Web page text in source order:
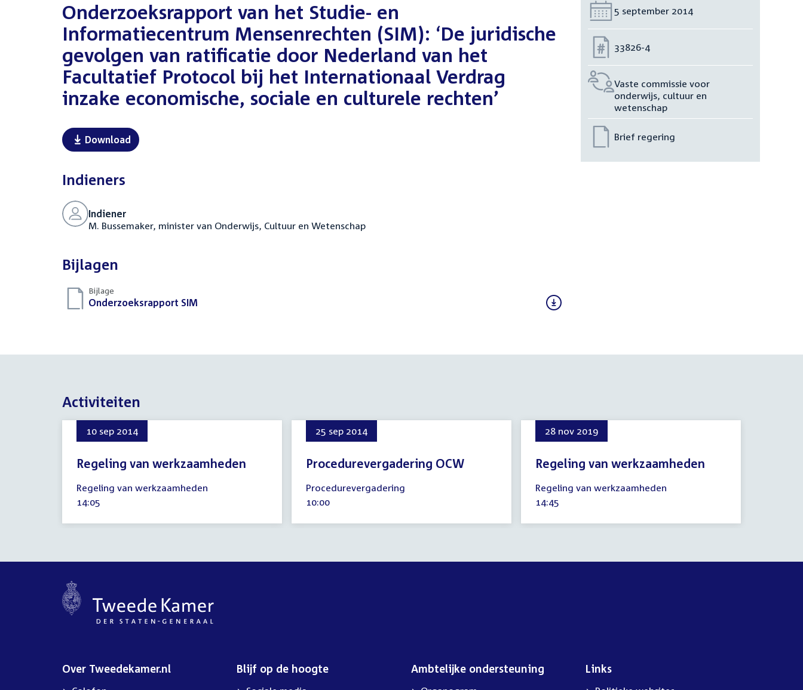
:Onderzoeksrapport van het Studie- en
Informatiecentrum Mensenrechten (SIM): ‘De juridische
gevolgen van ratificatie door Nederland van het
Facultatief Protocol bij het Internationaal Verdrag
inzake economische, sociale en culturele rechten’
Download
Indieners
Indiener
M. Bussemaker, minister van Onderwijs, Cultuur en Wetenschap
Bijlagen
Bijlage
Download
Onderzoeksrapport SIM
Datum:
5 september 2014
Nummer:
33826-4
Vaste commissie voor
onderwijs, cultuur en
wetenschap
Brief regering
Activiteiten
10 sep 2014
Regeling van werkzaamheden
september
2014
Regeling van werkzaamheden
Tijd
14:05
25 sep 2014
Procedurevergadering OCW
september
2014
Procedurevergadering
Tijd
10:00
28 nov 2019
Regeling van werkzaamheden
november
2019
Regeling van werkzaamheden
Tijd
14:45
Over Tweedekamer.nl Blijf op de hoogte Ambtelijke ondersteuning Links